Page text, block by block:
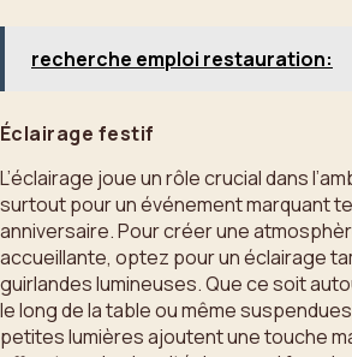
recherche emploi restauration:
Éclairage festif
L’éclairage joue un rôle crucial dans
surtout pour un événement marquant
anniversaire. Pour créer une
accueillante, optez pour un éclairage
guirlandes lumineuses. Que ce soit
le long de la table ou même
petites lumières ajoutent une touche